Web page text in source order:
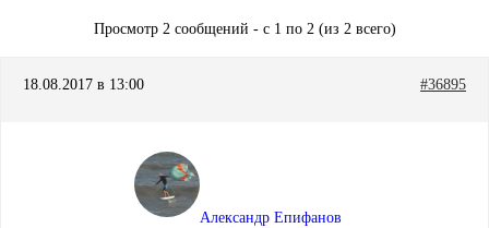
Просмотр 2 сообщений - с 1 по 2 (из 2 всего)
18.08.2017 в 13:00 #36895
Александр Епифанов